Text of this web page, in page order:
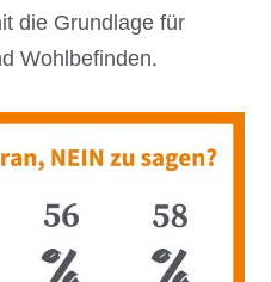
die Grundlage für
Wohlbefinden.